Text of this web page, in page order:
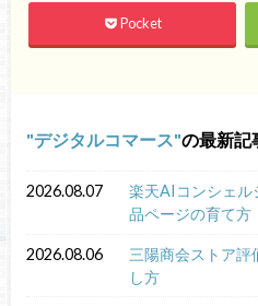
Pocket
デジタルコマース の最新記
2026.08.07
楽天AIコンシェル
品ページの育て方
2026.08.06
三陽商会ストア
し方